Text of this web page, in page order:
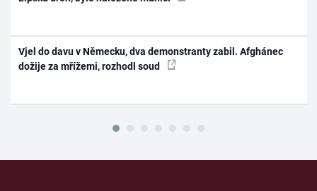
Vjel do davu v Německu, dva demonstranty zabil. Afghánec
dožije za mřížemi, rozhodl soud